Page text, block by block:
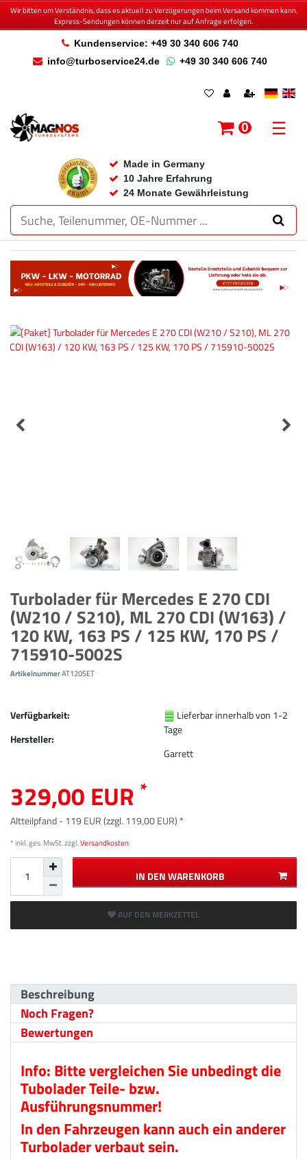
Wir bitten um Verständnis, dass es aktuell zu Verzögerungen beim Versand kommen kann.
Express-Sendungen können derzeit nur auf Anfrage erfolgen.
Kundenservice: +49 30 340 606 740
info@turboservice24.de
+49 30 340 606 740
Made in Germany
10 Jahre Erfahrung
24 Monate Gewährleistung
0 ☰
Turbolader für Mercedes E 270 CDI
(W210 / S210), ML 270 CDI (W163) /
120 KW, 163 PS / 125 KW, 170 PS /
715910-5002S
ArtikelnummerAT120SET
Verfügbarkeit:
Hersteller:
Lieferbar innerhalb von 1-2
Tage
Garrett
329,00 EUR *
Altteilpfand - 119 EUR (zzgl. 119,00 EUR) *
* inkl. ges. MwSt. zzgl.Versandkosten
IN DEN WARENKORB
AUF DEN MERKZETTEL
Beschreibung
Noch Fragen?
Bewertungen
Info: Bitte vergleichen Sie unbedingt die
Tubolader Teile- bzw.
Ausführungsnummer!
In den Fahrzeugen kann auch ein anderer
Turbolader verbaut sein.